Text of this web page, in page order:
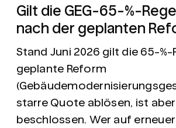
Gilt die GEG-65-%-
nach der geplanten
Stand Juni 2026 gilt die 65-%-
geplante Reform
starre Quote ablösen, ist
beschlossen. Wer auf